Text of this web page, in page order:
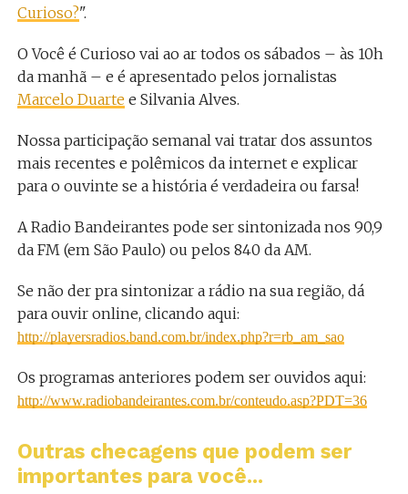
Curioso?".
O Você é Curioso vai ao ar todos os sábados – às 10h
da manhã – e é apresentado pelos jornalistas
Marcelo Duartee Silvania Alves.
Nossa participação semanal vai tratar dos assuntos
mais recentes e polêmicos da internet e explicar
para o ouvinte se a história é verdadeira ou farsa!
A Radio Bandeirantes pode ser sintonizada nos 90,9
da FM (em São Paulo) ou pelos 840 da AM.
Se não der pra sintonizar a rádio na sua região, dá
para ouvir online, clicando aqui:
http://playersradios.band.com.br/index.php?r=rb_am_sao
Os programas anteriores podem ser ouvidos aqui:
http://www.radiobandeirantes.com.br/conteudo.asp?PDT=36
Outras checagens que podem ser
importantes para você...